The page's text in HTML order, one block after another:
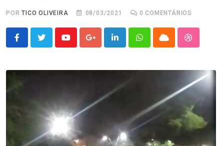
PORTICO OLIVEIRA 08/03/2021 0 COMENTÁRIOS
YoutubeGoogle+LinkedInWhatsappCloud